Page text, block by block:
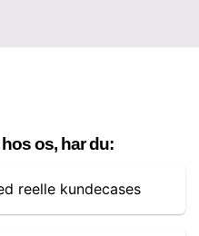
os, har du:
reelle kundecases